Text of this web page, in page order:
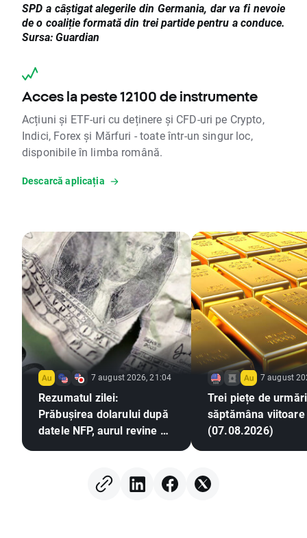
SPD a câștigat alegerile din Germania, dar va fi nevoie
de o coaliție formată din trei partide pentru a conduce.
Sursa: Guardian
Acces la peste 12100 de instrumente
Acțiuni și ETF-uri cu deținere și CFD-uri pe Crypto,
Indici, Forex și Mărfuri - toate într-un singur loc,
disponibile în limba română.
Descarcă aplicația
7 august 2026, 21:04
Rezumatul zilei:
Prăbușirea dolarului după
datele NFP, aurul revine pe
7 august
Trei piețe de
săptămâna viitoare
(07.08.2026)